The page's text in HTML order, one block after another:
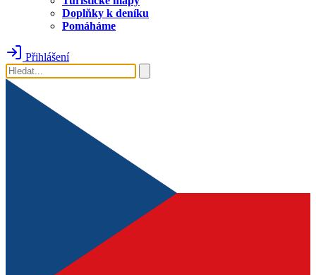
Doplňky k deníku
Pomáháme
Přihlášení